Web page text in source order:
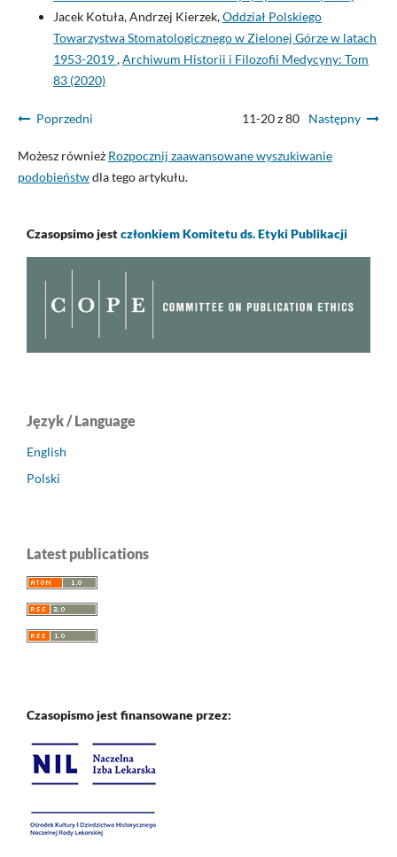
Jacek Kotuła, Andrzej Kierzek,Oddział Polskiego
Towarzystwa Stomatologicznego w Zielonej Górze w latach
1953-2019,Archiwum Historii i Filozofii Medycyny: Tom
83 (2020)
Poprzedni 11-20 z 80 Następny
Możesz również Rozpocznij zaawansowane wyszukiwanie
podobieństwdla tego artykułu.
Czasopsimo jestczłonkiem Komitetu ds. Etyki Publikacji
Język / Language
English
Polski
Latest publications
Czasopismo jest finansowane przez: